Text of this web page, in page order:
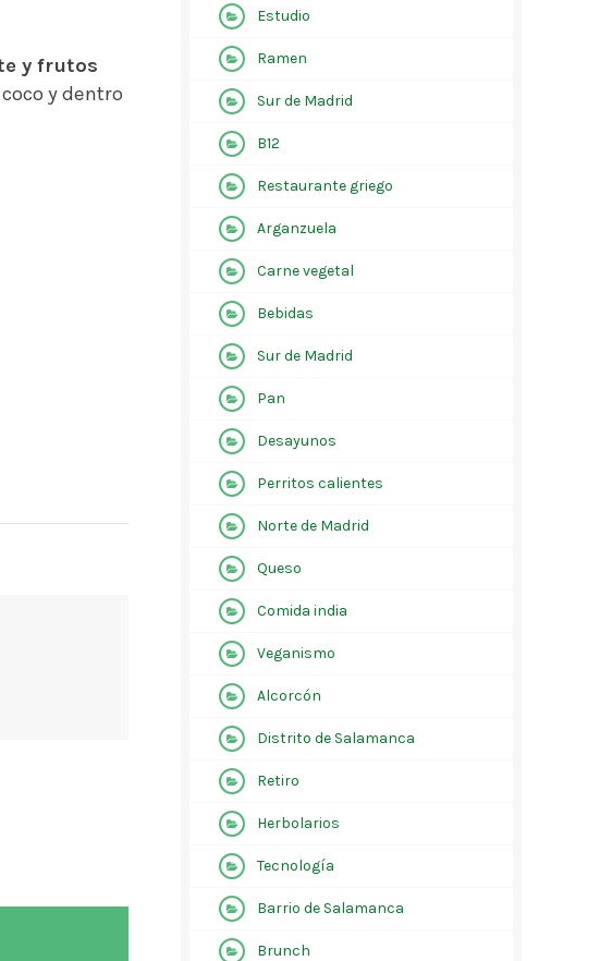
y frutos
y dentro
Estudio
Ramen
Sur de Madrid
B12
Restaurante griego
Arganzuela
Carne vegetal
Bebidas
Sur de Madrid
Pan
Desayunos
Perritos calientes
Norte de Madrid
Queso
Comida india
Veganismo
Alcorcón
Distrito de Salamanca
Retiro
Herbolarios
Tecnología
Barrio de Salamanca
Brunch